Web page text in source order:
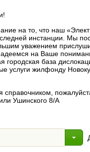
на то, что наш
инстанции. Мы
уважением
на Ваше
городская база
услуги жилфонду
справочником,
Ушинского 8/А